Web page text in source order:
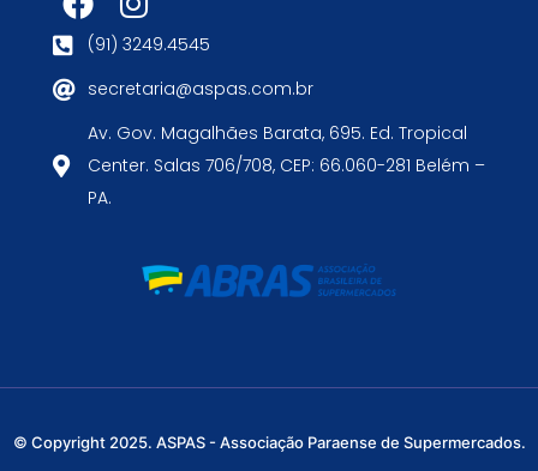
(91) 3249.4545
secretaria@aspas.com.br
Av. Gov. Magalhães Barata, 695. Ed. Tropical
Center. Salas 706/708, CEP: 66.060-281 Belém –
PA.
© Copyright 2025. ASPAS - Associação Paraense de Supermercados.